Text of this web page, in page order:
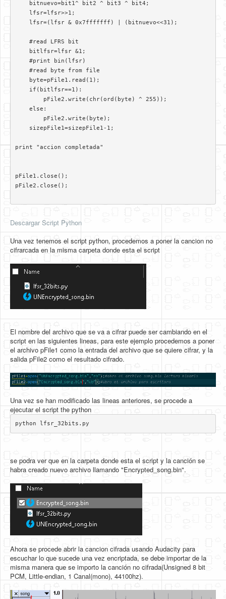
print "accion completada"
pFile1.close();
pFile2.close();
Descargar Script Python
Una vez tenemos el script python, procedemos a poner la cancion no
cifrarcada en la misma carpeta donde esta el script
El nombre del archivo que se va a cifrar puede ser cambiando en el
script en las siguientes lineas, para este ejemplo procedemos a poner
el archivo pFile1 como la entrada del archivo que se quiere cifrar, y la
salida pFile2 como el resultado cifrado.
Una vez se han modificado las lineas anteriores, se procede a
ejecutar el script the python
python lfsr_32bits.py​
se podra ver que en la carpeta donde esta el script y la canción se
habra creado nuevo archivo llamando "Encrypted_song.bin".
Ahora se procede abrir la cancion cifrada usando Audacity para
escuchar lo que sucede una vez encriptada, se debe importar de la
misma manera que se importo la canción no cifrada(Unsigned 8 bit
PCM, Little-endian, 1 Canal(mono), 44100hz).